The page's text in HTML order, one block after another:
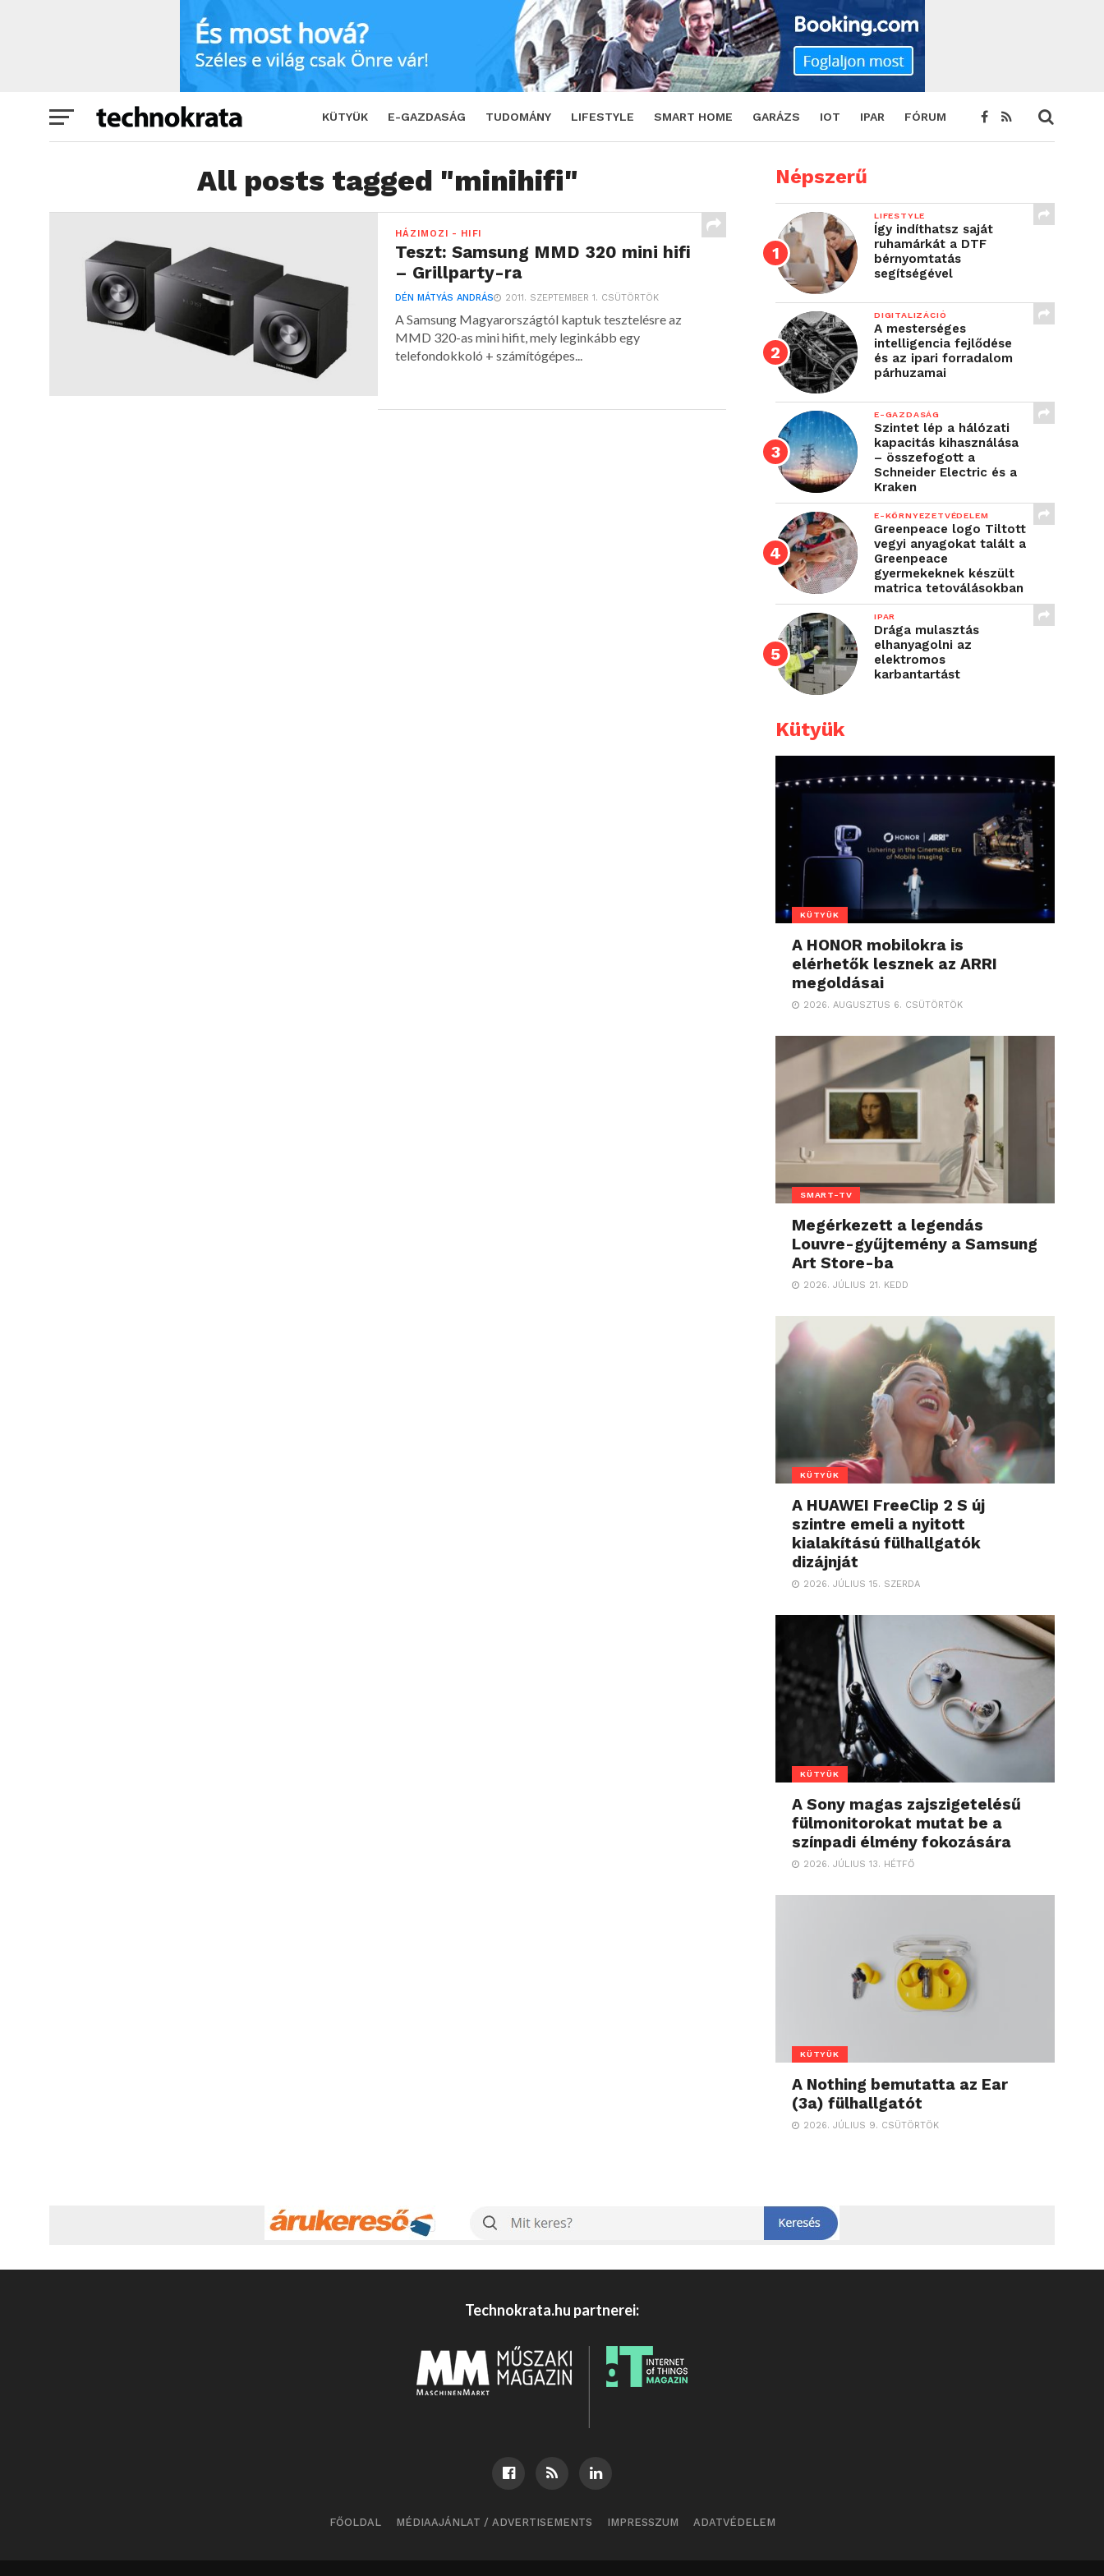
KÜTYÜK E-GAZDASÁG TUDOMÁNY LIFESTYLE SMART HOME GARÁZS IOT IPAR FÓRUM
All posts tagged "minihifi"
HÁZIMOZI - HIFI
Teszt: Samsung MMD 320 mini hifi
– Grillparty-ra
DÉN MÁTYÁS ANDRÁS 2011. SZEPTEMBER 1. CSÜTÖRTÖK
A Samsung Magyarországtól kaptuk tesztelésre az
MMD 320-as mini hifit, mely leginkább egy
telefondokkoló + számítógépes...
Népszerű
LIFESTYLE
Így indíthatsz saját
ruhamárkát a DTF
bérnyomtatás
segítségével
DIGITALIZÁCIÓ
A mesterséges
intelligencia fejlődése
és az ipari forradalom
párhuzamai
E-GAZDASÁG
Szintet lép a hálózati
kapacitás kihasználása
– összefogott a
Schneider Electric és a
Kraken
E-KÖRNYEZETVÉDELEM
Greenpeace logo Tiltott
vegyi anyagokat talált a
Greenpeace
gyermekeknek készült
matrica tetoválásokban
IPAR
Drága mulasztás
elhanyagolni az
elektromos
karbantartást
Kütyük
KÜTYÜK
A HONOR mobilokra is
elérhetők lesznek az ARRI
megoldásai
2026. AUGUSZTUS 6. CSÜTÖRTÖK
SMART-TV
Megérkezett a legendás
Louvre-gyűjtemény a Samsung
Art Store-ba
2026. JÚLIUS 21. KEDD
KÜTYÜK
A HUAWEI FreeClip 2 S új
szintre emeli a nyitott
kialakítású fülhallgatók
dizájnját
2026. JÚLIUS 15. SZERDA
KÜTYÜK
A Sony magas zajszigetelésű
fülmonitorokat mutat be a
színpadi élmény fokozására
2026. JÚLIUS 13. HÉTFŐ
KÜTYÜK
A Nothing bemutatta az Ear
(3a) fülhallgatót
2026. JÚLIUS 9. CSÜTÖRTÖK
Technokrata.hu partnerei:
FŐOLDAL MÉDIAAJÁNLAT / ADVERTISEMENTS IMPRESSZUM ADATVÉDELEM